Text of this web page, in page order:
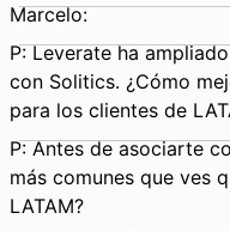
Marcelo:
P: Leverate ha
con Solitics. ¿Cómo
para los clientes de
P: Antes de asociarte
más comunes que ves
LATAM?